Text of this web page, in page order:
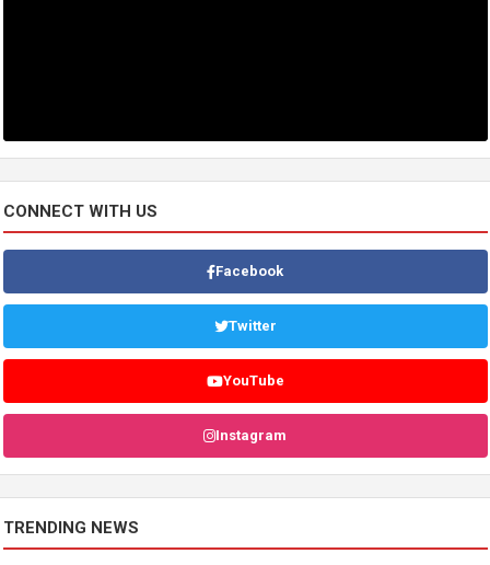
CONNECT WITH US
Facebook
Twitter
YouTube
Instagram
TRENDING NEWS